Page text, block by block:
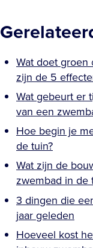
Wat doet
zijn de 5
Wat gebeurt er
van een
Hoe begin je
de tuin?
Wat zijn de
zwembad in de
3 dingen die
jaar geleden
Hoeveel kost